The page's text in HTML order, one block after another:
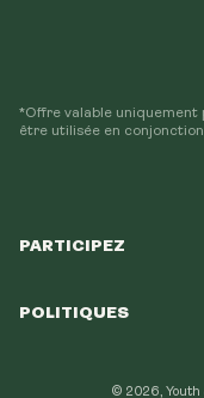
PARTICIPEZ
Programme de fidélité
POLITIQUES
*Offre valable uniquement
être utilisée en
© 2026, Youth